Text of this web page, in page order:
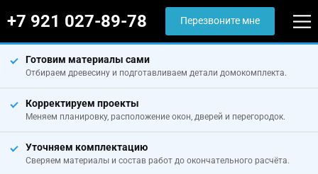
+7 921 027-89-78 Перезвоните мне
Готовим материалы сами
Отбираем древесину и подготавливаем детали домокомплекта.
Корректируем проекты
Меняем планировку, расположение окон, дверей и перегородок.
Уточняем комплектацию
Сверяем материалы и состав работ до окончательного расчёта.